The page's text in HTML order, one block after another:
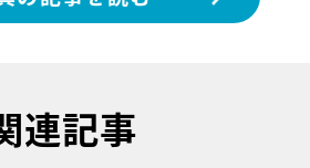
連記事